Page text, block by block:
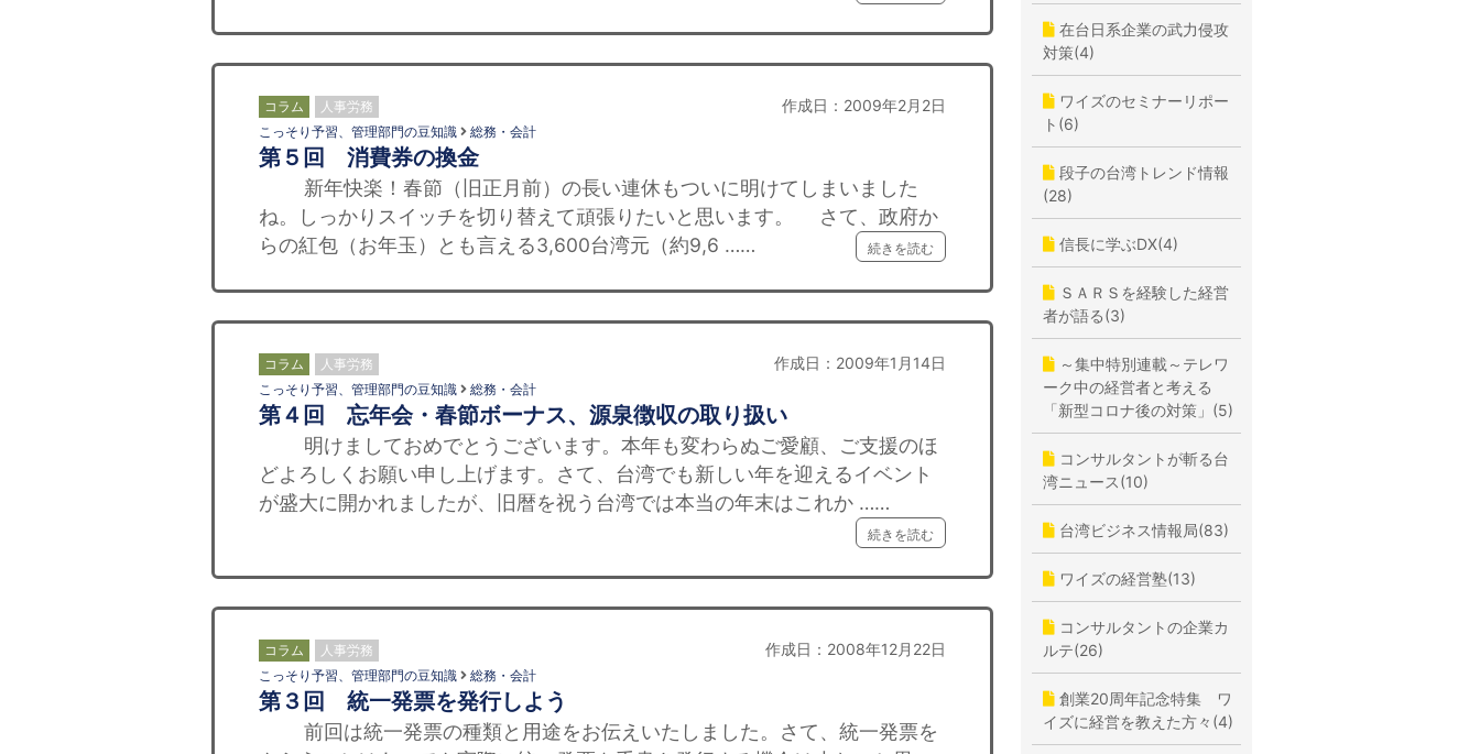
コラム 人事労務 作成日：2009年2月2日
こっそり予習、管理部門の豆知識 総務・会計
第５回 消費券の換金
新年快楽！春節（旧正月前）の長い連休もついに明けてしまいました
ね。しっかりスイッチを切り替えて頑張りたいと思います。 さて、政府か
らの紅包（お年玉）とも言える3,600台湾元（約9,6 ……
続きを読む
コラム 人事労務 作成日：2009年1月14日
こっそり予習、管理部門の豆知識 総務・会計
第４回 忘年会・春節ボーナス、源泉徴収の取り扱い
明けましておめでとうございます。本年も変わらぬご愛顧、ご支援のほ
どよろしくお願い申し上げます。さて、台湾でも新しい年を迎えるイベント
が盛大に開かれましたが、旧暦を祝う台湾では本当の年末はこれか ……
続きを読む
コラム 人事労務 作成日：2008年12月22日
こっそり予習、管理部門の豆知識 総務・会計
第３回 統一発票を発行しよう
前回は統一発票の種類と用途をお伝えいたしました。さて、統一発票を
在台日系企業の武力侵攻
対策(4)
ワイズのセミナーリポー
ト(6)
段子の台湾トレンド情報
(28)
信長に学ぶDX(4)
ＳＡＲＳを経験した経営
者が語る(3)
～集中特別連載～テレワ
ーク中の経営者と考える
「新型コロナ後の対策」(5)
コンサルタントが斬る台
湾ニュース(10)
台湾ビジネス情報局(83)
ワイズの経営塾(13)
コンサルタントの企業カ
ルテ(26)
創業20周年記念特集 ワ
イズに経営を教えた方々(4)